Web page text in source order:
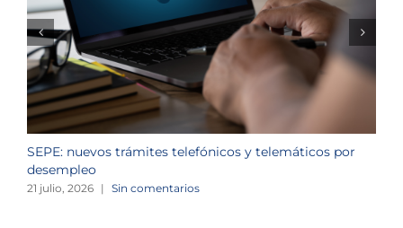
SEPE: nuevos trámites telefónicos y telemáticos por
desempleo
21 julio, 2026 | Sin comentarios